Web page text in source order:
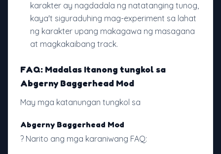
karakter ay nagdadala ng natatanging tunog,
kaya't siguraduhing mag-experiment sa lahat
ng karakter upang makagawa ng masagana
at magkakaibang track.
FAQ: Madalas Itanong tungkol sa
Abgerny Baggerhead Mod
May mga katanungan tungkol sa
Abgerny Baggerhead Mod
? Narito ang mga karaniwang FAQ: